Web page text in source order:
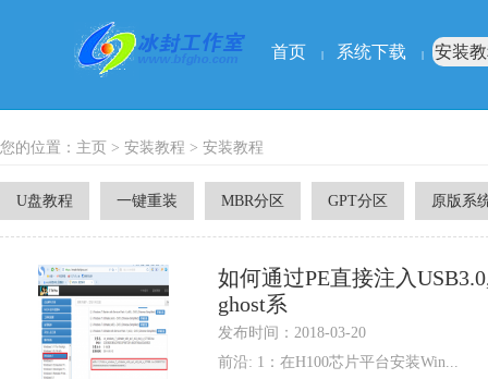
首页 系统下载 安装
您的位置： 主页 > 安装教程 > 安装教程
U盘教程 一键重装 MBR分区 GPT分区 原版系
如何通过PE直接注入
ghost系
发布时间：2018-03-20
前沿: 1：在H100芯片平台安装Win...